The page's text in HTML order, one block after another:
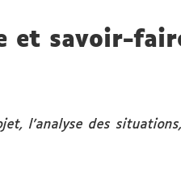
et savoir-
l’analyse des